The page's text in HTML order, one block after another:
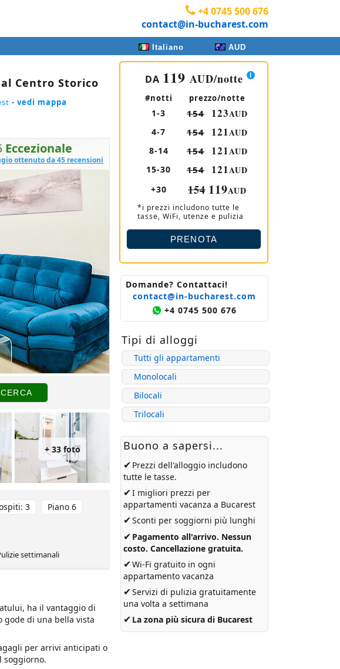
+4 0745 500 676
contact@in-bucharest.com
Italiano AUD
Centro Storico
- vedi mappa
Eccezionale
ottenuto da 45 recensioni
+ 33 foto
3
Piano 6
settimanali
ha il vantaggio di
gode di una bella vista
per arrivi anticipati o
soggiorno.
DA 119 AUD/notte
#notti prezzo/notte
1-3 154 123AUD
4-7 154 121AUD
8-14 154 121AUD
15-30 154 121AUD
+30 154 119AUD
*i prezzi includono tutte le
tasse, WiFi, utenze e pulizia
Domande? Contattaci!
contact@in-bucharest.com
+4 0745 500 676
Tipi di alloggi
Tutti gli appartamenti
Monolocali
Bilocali
Trilocali
Buono a sapersi...
✔ Prezzi dell'alloggio includono
tutte le tasse.
✔I migliori prezzi per
appartamenti vacanza a Bucarest
✔Sconti per soggiorni più lunghi
✔ Pagamento all'arrivo. Nessun
costo. Cancellazione gratuita.
✔Wi-Fi gratuito in ogni
appartamento vacanza
✔Servizi di pulizia gratuitamente
una volta a settimana
✔ La zona più sicura di Bucarest